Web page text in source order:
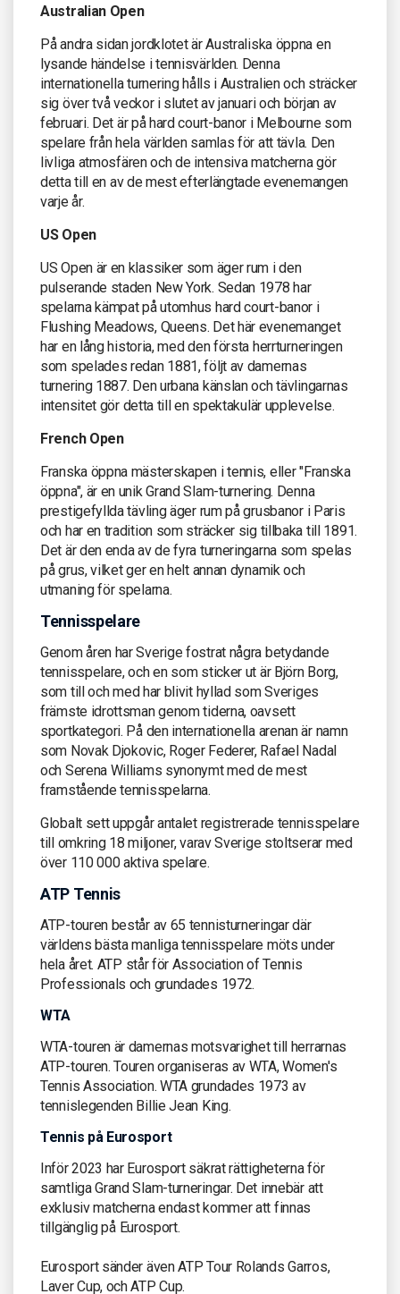
Australian Open
På andra sidan jordklotet är Australiska öppna en
lysande händelse i tennisvärlden. Denna
internationella turnering hålls i Australien och sträcker
sig över två veckor i slutet av januari och början av
februari. Det är på hard court-banor i Melbourne som
spelare från hela världen samlas för att tävla. Den
livliga atmosfären och de intensiva matcherna gör
detta till en av de mest efterlängtade evenemangen
varje år.
US Open
US Open är en klassiker som äger rum i den
pulserande staden New York. Sedan 1978 har
spelarna kämpat på utomhus hard court-banor i
Flushing Meadows, Queens. Det här evenemanget
har en lång historia, med den första herrturneringen
som spelades redan 1881, följt av damernas
turnering 1887. Den urbana känslan och tävlingarnas
intensitet gör detta till en spektakulär upplevelse.
French Open
Franska öppna mästerskapen i tennis, eller "Franska
öppna", är en unik Grand Slam-turnering. Denna
prestigefyllda tävling äger rum på grusbanor i Paris
och har en tradition som sträcker sig tillbaka till 1891.
Det är den enda av de fyra turneringarna som spelas
på grus, vilket ger en helt annan dynamik och
utmaning för spelarna.
Tennisspelare
Genom åren har Sverige fostrat några betydande
tennisspelare, och en som sticker ut är Björn Borg,
som till och med har blivit hyllad som Sveriges
främste idrottsman genom tiderna, oavsett
sportkategori. På den internationella arenan är namn
som Novak Djokovic, Roger Federer, Rafael Nadal
och Serena Williams synonymt med de mest
framstående tennisspelarna.
Globalt sett uppgår antalet registrerade tennisspelare
till omkring 18 miljoner, varav Sverige stoltserar med
över 110 000 aktiva spelare.
ATP Tennis
ATP-touren består av 65 tennisturneringar där
världens bästa manliga tennisspelare möts under
hela året. ATP står för Association of Tennis
Professionals och grundades 1972.
WTA
WTA-touren är damernas motsvarighet till herrarnas
ATP-touren. Touren organiseras av WTA, Women's
Tennis Association. WTA grundades 1973 av
tennislegenden Billie Jean King.
Tennis på Eurosport
Inför 2023 har Eurosport säkrat rättigheterna för
samtliga Grand Slam-turneringar. Det innebär att
exklusiv matcherna endast kommer att finnas
tillgänglig på Eurosport.
Eurosport sänder även ATP Tour Rolands Garros,
Laver Cup, och ATP Cup.